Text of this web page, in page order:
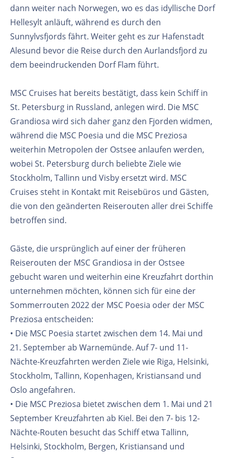
dann weiter nach Norwegen, wo es das idyllische Dorf
Hellesylt anläuft, während es durch den
Sunnylvsfjords fährt. Weiter geht es zur Hafenstadt
Alesund bevor die Reise durch den Aurlandsfjord zu
dem beeindruckenden Dorf Flam führt.
MSC Cruises hat bereits bestätigt, dass kein Schiff in
St. Petersburg in Russland, anlegen wird. Die MSC
Grandiosa wird sich daher ganz den Fjorden widmen,
während die MSC Poesia und die MSC Preziosa
weiterhin Metropolen der Ostsee anlaufen werden,
wobei St. Petersburg durch beliebte Ziele wie
Stockholm, Tallinn und Visby ersetzt wird. MSC
Cruises steht in Kontakt mit Reisebüros und Gästen,
die von den geänderten Reiserouten aller drei Schiffe
betroffen sind.
Gäste, die ursprünglich auf einer der früheren
Reiserouten der MSC Grandiosa in der Ostsee
gebucht waren und weiterhin eine Kreuzfahrt dorthin
unternehmen möchten, können sich für eine der
Sommerrouten 2022 der MSC Poesia oder der MSC
Preziosa entscheiden:
• Die MSC Poesia startet zwischen dem 14. Mai und
21. September ab Warnemünde. Auf 7- und 11-
Nächte-Kreuzfahrten werden Ziele wie Riga, Helsinki,
Stockholm, Tallinn, Kopenhagen, Kristiansand und
Oslo angefahren.
• Die MSC Preziosa bietet zwischen dem 1. Mai und 21
September Kreuzfahrten ab Kiel. Bei den 7- bis 12-
Nächte-Routen besucht das Schiff etwa Tallinn,
Helsinki, Stockholm, Bergen, Kristiansand und